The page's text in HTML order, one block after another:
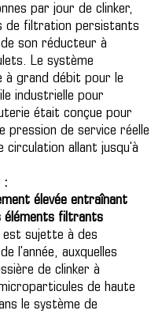
par jour de clinker,
de filtration persistants
son réducteur à
Le système
à grand débit pour le
industrielle pour
était conçue pour
pression de service réelle
allant jusqu'à
:
élevée entraînant
éléments filtrants
est sujette à des
l'année, auxquelles
de clinker à
de haute
le système de